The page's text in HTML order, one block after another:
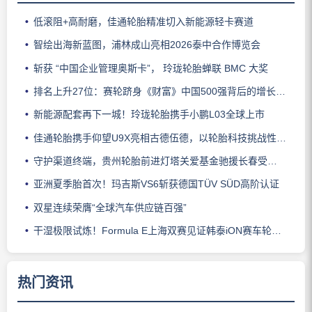
低滚阻+高耐磨，佳通轮胎精准切入新能源轻卡赛道
智绘出海新蓝图，浦林成山亮相2026泰中合作博览会
斩获 “中国企业管理奥斯卡”， 玲珑轮胎蝉联 BMC 大奖
排名上升27位：赛轮跻身《财富》中国500强背后的增长逻辑
新能源配套再下一城！玲珑轮胎携手小鹏L03全球上市
佳通轮胎携手仰望U9X亮相古德伍德，以轮胎科技挑战性能边界
守护渠道终端，贵州轮胎前进灯塔关爱基金驰援长春受灾门店
亚洲夏季胎首次！玛吉斯VS6斩获德国TÜV SÜD高阶认证
双星连续荣膺“全球汽车供应链百强”
干湿极限试炼！Formula E上海双赛见证韩泰iON赛车轮胎硬核实力
热门资讯